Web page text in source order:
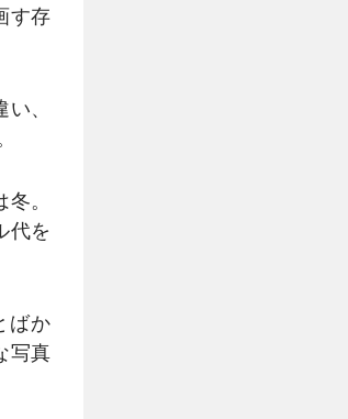
す存
、
。
代を
ばか
写真